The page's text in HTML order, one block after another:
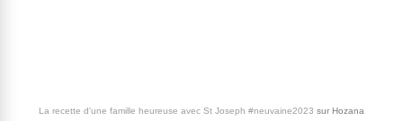
La recette d'une famille heureuse avec St Joseph #neuvaine2023 sur Hozana